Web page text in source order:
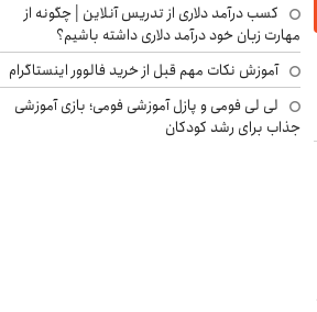
کسب درآمد دلاری از تدریس آنلاین | چگونه از
مهارت زبان خود درآمد دلاری داشته باشیم؟
آموزش نکات مهم قبل از خرید فالوور اینستاگرام
لی لی فومی و پازل آموزشی فومی؛ بازی آموزشی
جذاب برای رشد کودکان